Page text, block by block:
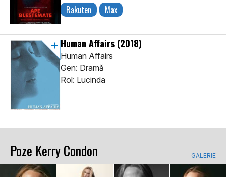
Rakuten Max
Human Affairs (2018)
Human Affairs
Gen: Dramă
Rol: Lucinda
Poze Kerry Condon GALERIE